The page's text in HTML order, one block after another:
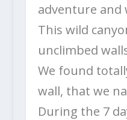
adventure and
This wild
unclimbed
We found
wall, that we
During the 7